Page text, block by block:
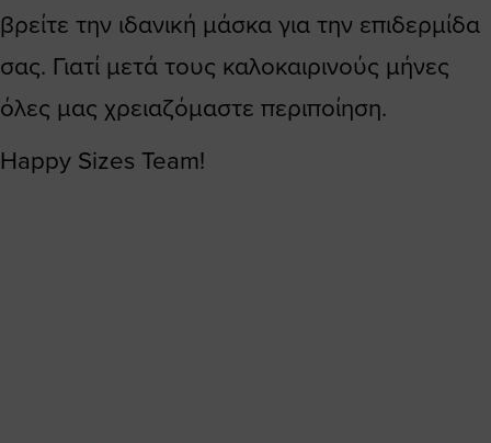
βρείτε την ιδανική μάσκα για την επιδερμίδα
σας. Γιατί μετά τους καλοκαιρινούς μήνες
όλες μας χρειαζόμαστε περιποίηση.
Happy Sizes Team!